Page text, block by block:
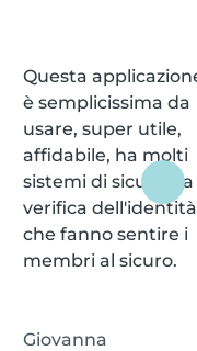
Questa
è semplicissima da
usare, super utile,
affidabile, ha molti
sistemi di sicurezza
verifica dell'identità
che fanno sentire i
membri al sicuro.
Giovanna